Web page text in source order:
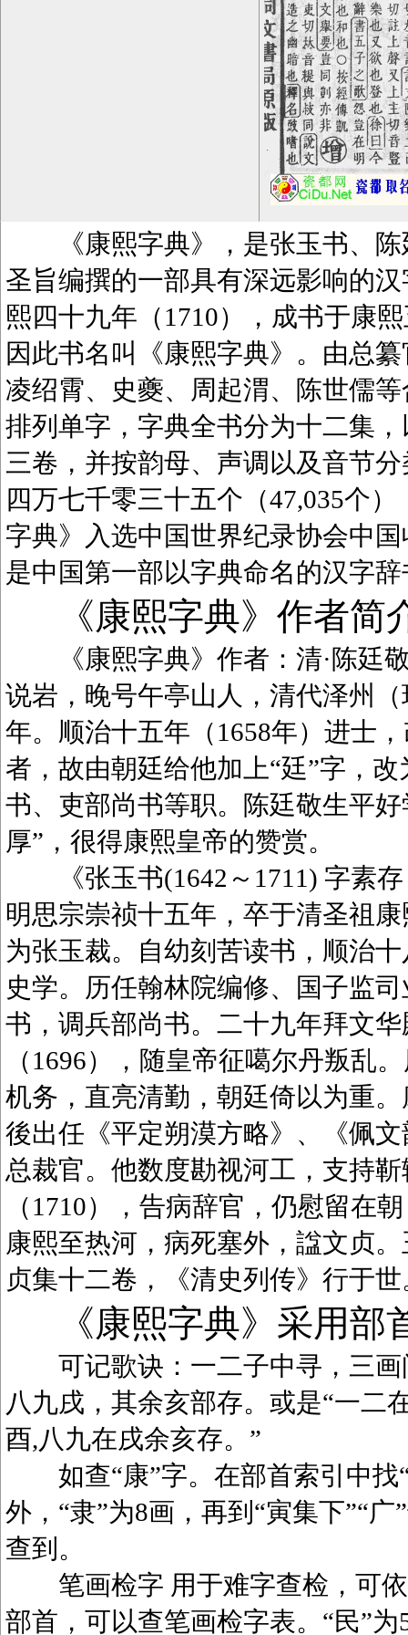
《康熙字典》，是张玉书、陈
圣旨编撰的一部具有深远影响的
熙四十九年（1710），成书于康
因此书名叫《康熙字典》。由总
凌绍霄、史夔、周起渭、陈世儒
排列单字，字典全书分为十二集
三卷，并按韵母、声调以及音节
四万七千零三十五个（47,035个
字典》入选中国世界纪录协会中
是中国第一部以字典命名的汉字辞
《康熙字典》作者简
《康熙字典》作者：清·陈廷敬
说岩，晚号午亭山人，清代泽州
年。顺治十五年（1658年）进士
者，故由朝廷给他加上“廷”字，
书、吏部尚书等职。陈廷敬生平
厚”，很得康熙皇帝的赞赏。
《张玉书(1642～1711) 字素存
明思宗崇祯十五年，卒于清圣祖
为张玉裁。自幼刻苦读书，顺治
史学。历任翰林院编修、国子监
书，调兵部尚书。二十九年拜文
（1696），随皇帝征噶尔丹叛乱
机务，直亮清勤，朝廷倚以为重
後出任《平定朔漠方略》、《佩
总裁官。他数度勘视河工，支持
（1710），告病辞官，仍慰留在
康熙至热河，病死塞外，諡文贞
贞集十二卷，《清史列传》行于世
《康熙字典》采用
可记歌诀：一二子中寻，三画
八九戌，其余亥部存。或是“一二
酉,八九在戌余亥存。”
如查“康”字。在部首索引中找“
外，“隶”为8画，再到“寅集下”“
查到。
笔画检字 用于难字查检，可依
部首，可以查笔画检字表。“民”